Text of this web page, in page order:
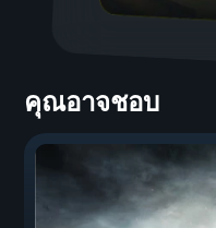
คุณอาจชอบ